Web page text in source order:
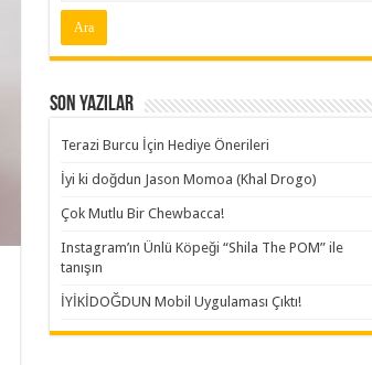
Son Yazılar
Terazi Burcu İçin Hediye Önerileri
İyi ki doğdun Jason Momoa (Khal Drogo)
Çok Mutlu Bir Chewbacca!
Instagram’ın Ünlü Köpeği “Shila The POM” ile
tanışın
İYİKİDOĞDUN Mobil Uygulaması Çıktı!